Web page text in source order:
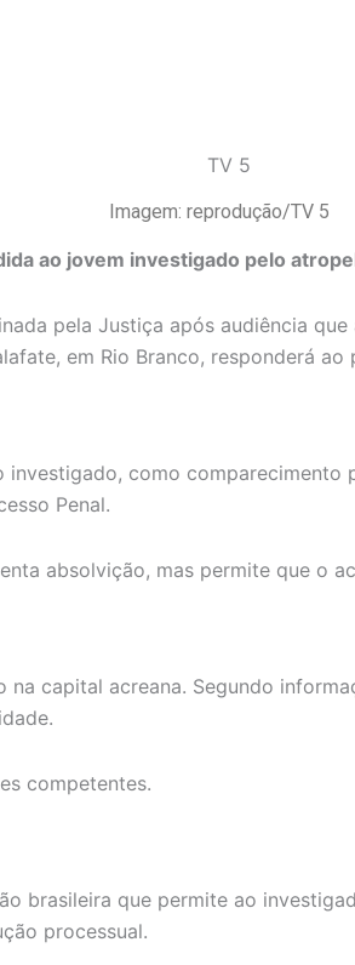
Imagem: reprodução/TV 5
ao jovem investigado pelo
pela Justiça após audiência
em Rio Branco, responderá
como
Penal.
absolvição, mas permite que o
capital acreana. Segundo
competentes.
brasileira que permite ao
processual.